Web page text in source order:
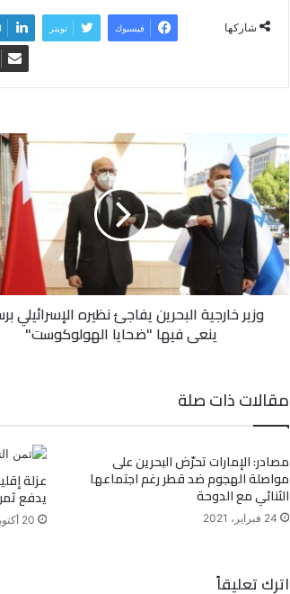
شاركها فيسبوك تويتر
وزير خارجية البحرين يفاجئ نظيره الإسرائيلي
ينعى فيها "ضحايا الهولوكوست"
مقالات ذات صلة
مصادر: الإمارات تحرّض البحرين على
مواصلة الهجوم ضد قطر رغم اجتماعها
الثنائي مع الدوحة
24 فبراير، 2021
عزلة
يدفع
20 أكتوبر، 2021
اترك تعليقاً